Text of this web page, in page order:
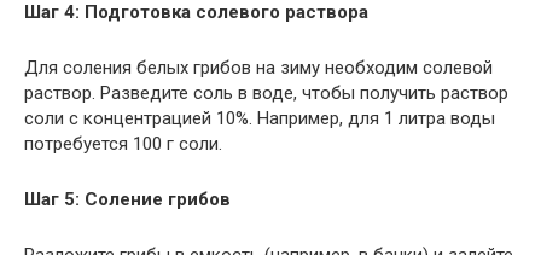
Шаг 4: Подготовка солевого раствора
Для соления белых грибов на зиму необходим солевой
раствор. Разведите соль в воде, чтобы получить раствор
соли с концентрацией 10%. Например, для 1 литра воды
потребуется 100 г соли.
Шаг 5: Соление грибов